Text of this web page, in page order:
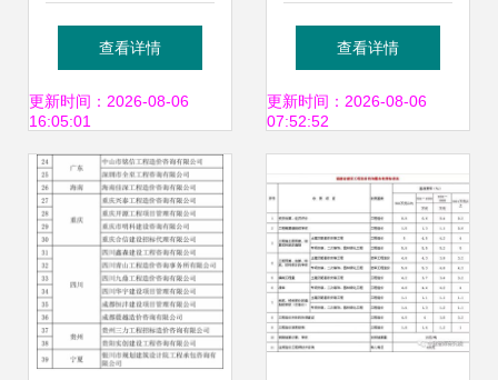
务采购项目服务实
施方案
查看详情
更新时间：2026-08-06
16:05:01
造价咨询
查看详情
更新时间：2026-08-06
07:52:52